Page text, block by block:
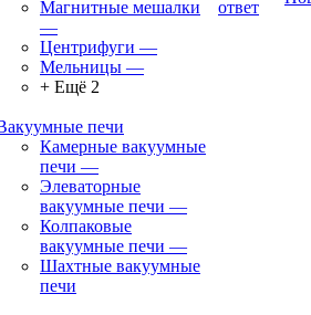
Магнитные мешалки
—
Центрифуги —
Мельницы —
+ Ещё 2
печи
Камерные вакуумные
печи —
Элеваторные
вакуумные печи —
Колпаковые
вакуумные печи —
Шахтные вакуумные
печи
ответ